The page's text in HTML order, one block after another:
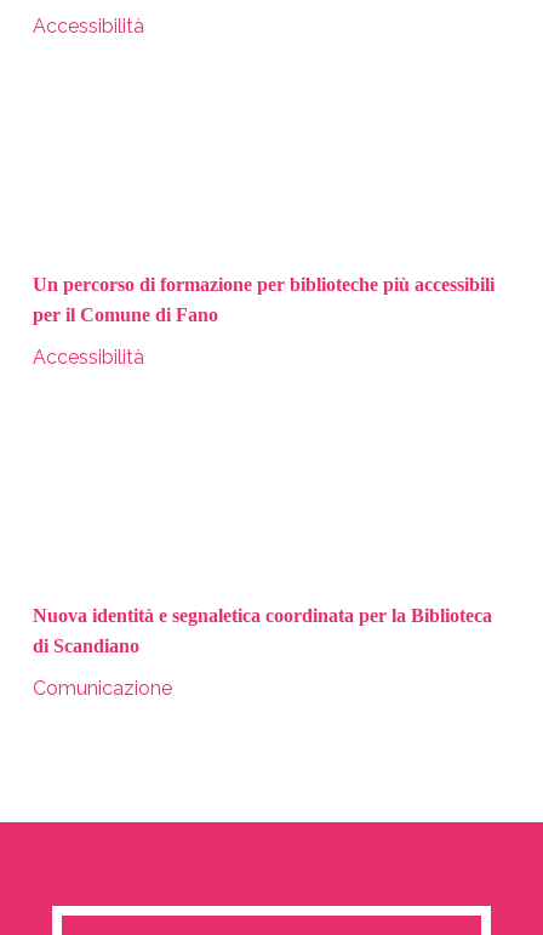
Accessibilità
Un percorso di formazione per biblioteche più accessibili
per il Comune di Fano
Accessibilità
Nuova identità e segnaletica coordinata per la Biblioteca
di Scandiano
Comunicazione